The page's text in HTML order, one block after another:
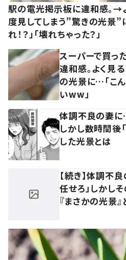
駅の電光掲示板に違和感。
度見してしまう”驚きの光景”
れ！？」「壊れちゃった？」
スーパーで買っ
違和感。よく見
の光景に…「こん
いww」
体調不良の妻に
しかし数時間後
した光景とは
【続き】体調不
任せろ」しかし
『まさかの光景』